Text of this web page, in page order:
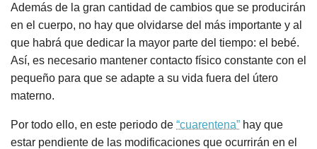
Además de la gran cantidad de cambios que se producirán
en el cuerpo, no hay que olvidarse del más importante y al
que habrá que dedicar la mayor parte del tiempo: el bebé.
Así, es necesario mantener contacto físico constante con el
pequeño para que se adapte a su vida fuera del útero
materno.
Por todo ello, en este periodo de “cuarentena” hay que
estar pendiente de las modificaciones que ocurrirán en el